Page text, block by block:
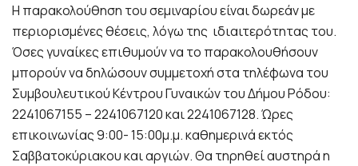
Η παρακολούθηση του σεμιναρίου είναι δωρεάν με
περιορισμένες θέσεις, λόγω της ιδιαιτερότητας του.
Όσες γυναίκες επιθυμούν να το παρακολουθήσουν
μπορούν να δηλώσουν συμμετοχή στα τηλέφωνα του
Συμβουλευτικού Κέντρου Γυναικών του Δήμου Ρόδου:
2241067155 – 2241067120 και 2241067128. Ώρες
επικοινωνίας 9:00- 15:00μ.μ. καθημερινά εκτός
Σαββατοκύριακου και αργιών. Θα τηρηθεί αυστηρά η